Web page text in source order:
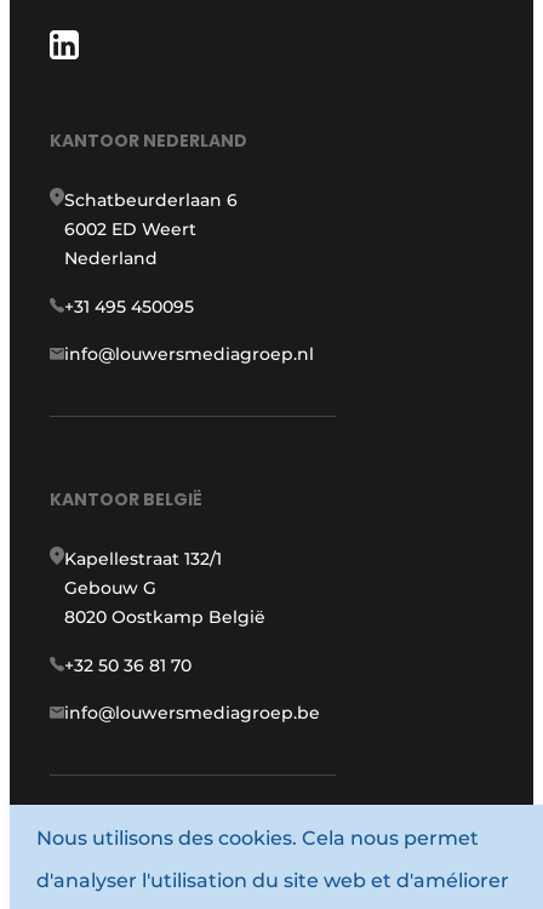
KANTOOR NEDERLAND
Schatbeurderlaan 6
6002 ED Weert
Nederland
+31 495 450095
info@louwersmediagroep.nl
KANTOOR BELGIË
Kapellestraat 132/1
Gebouw G
8020 Oostkamp België
+32 50 36 81 70
info@louwersmediagroep.be
www.louwersmediagroep.com
© 1987 - 2026 Louwersmediagroep.
Nous utilisons des cookies. Cela nous permet
d'analyser l'utilisation du site web et d'améliorer